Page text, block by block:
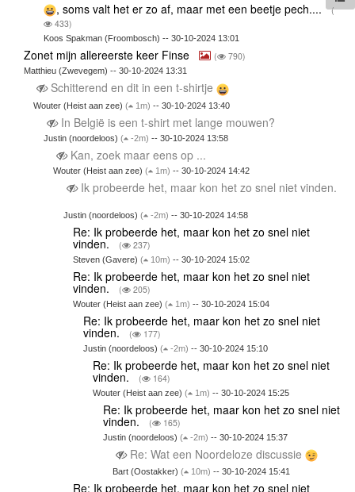
, soms valt het er zo af, maar met een beetje pech....
(
433)
Koos Spakman (Froombosch) -- 30-10-2024 13:01
Zonet mijn allereerste keer Finse ( 790)
Matthieu (Zwevegem) -- 30-10-2024 13:31
Schitterend en dit in een t-shirtje
Wouter (Heist aan zee)( 1m) -- 30-10-2024 13:40
In België is een t-shirt met lange mouwen?
Justin (noordeloos) ( -2m) -- 30-10-2024 13:58
Kan, zoek maar eens op ...
Wouter (Heist aan zee)( 1m) -- 30-10-2024 14:42
Ik probeerde het, maar kon het zo snel niet vinden.
Justin (noordeloos) ( -2m) -- 30-10-2024 14:58
Re: Ik probeerde het, maar kon het zo snel niet
vinden. ( 237)
Steven (Gavere)( 10m) -- 30-10-2024 15:02
Re: Ik probeerde het, maar kon het zo snel niet
vinden. ( 205)
Wouter (Heist aan zee)( 1m) -- 30-10-2024 15:04
Re: Ik probeerde het, maar kon het zo snel niet
vinden. ( 177)
Justin (noordeloos) ( -2m) -- 30-10-2024 15:10
Re: Ik probeerde het, maar kon het zo snel niet
vinden. ( 164)
Wouter (Heist aan zee)( 1m) -- 30-10-2024 15:25
Re: Ik probeerde het, maar kon het zo snel niet
vinden. ( 165)
Justin (noordeloos) ( -2m) -- 30-10-2024 15:37
Re: Wat een Noordeloze discussie
Bart (Oostakker)( 10m) -- 30-10-2024 15:41
Re: Ik probeerde het, maar kon het zo snel niet